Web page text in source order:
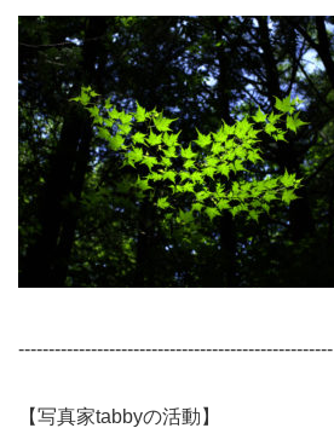
----------------------------------------------------
【写真家tabbyの活動】